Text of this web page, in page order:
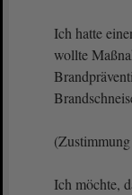
Ich hatte
wollte
Ich möchte,